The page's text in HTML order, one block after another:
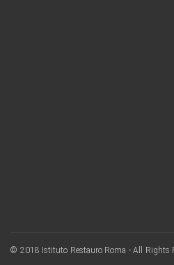
© 2018 Istituto Restauro Roma - All Rights